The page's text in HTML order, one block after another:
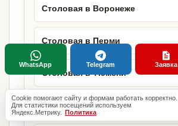
Столовая в Воронеже
Столовая в Перми
Столовая в Тюмени
Столовая в Туле
Cookie помогают сайту и формам работать корректно.
Для статистики посещений используем
Яндекс.Метрику. Политика
WhatsApp Telegram Заявка